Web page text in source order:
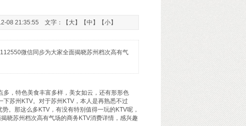
08 21:35:55 文字：【 大】【中 】【小】
微信同步为大家全面揭晓苏州档次高有气
特色美食丰富多样，美女如云，还有形形色
苏州KTV。对于苏州KTV，本人是再熟悉不过
。那这么多KTV，有没有特别值得一玩的KTV呢，
晓苏州档次高有气场的商务KTV消费详情，感兴趣